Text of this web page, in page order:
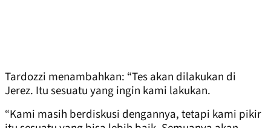
Tardozzi menambahkan: “Tes akan dilakukan di
Jerez. Itu sesuatu yang ingin kami lakukan.
“Kami masih berdiskusi dengannya, tetapi kami pikir